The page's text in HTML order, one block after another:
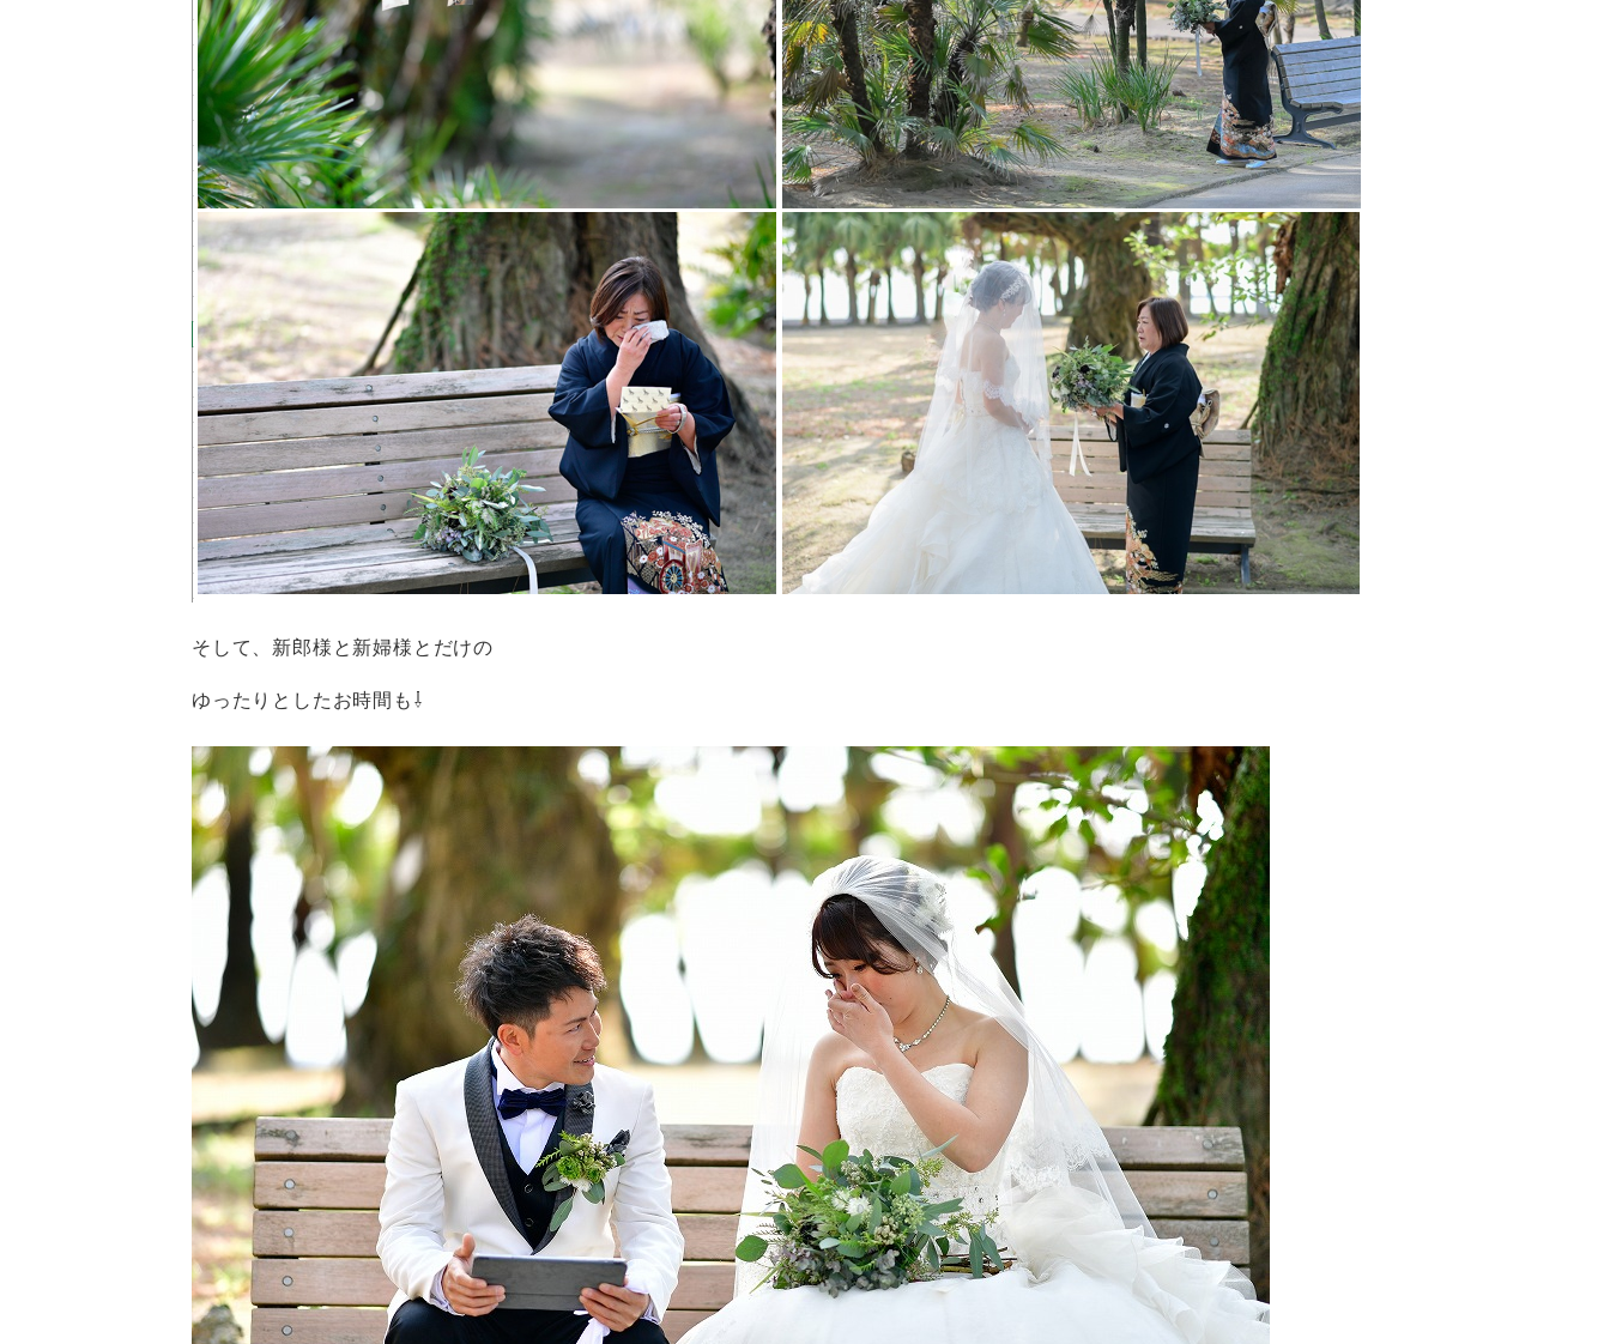
そして、新郎様と新婦様とだけの
ゆったりとしたお時間も⇩